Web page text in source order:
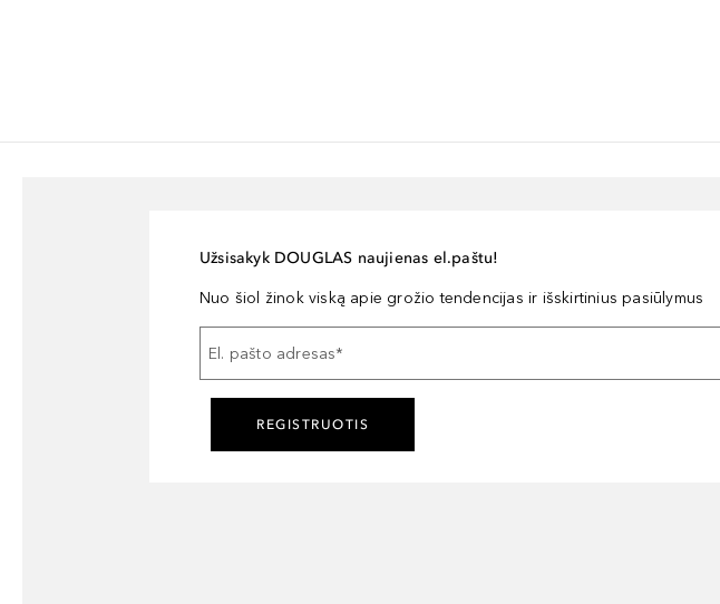
Užsisakyk DOUGLAS naujienas el.paštu!
Nuo šiol žinok viską apie grožio tendencijas ir išskirtinius pasiūlymus
El. pašto adresas*
REGISTRUOTIS